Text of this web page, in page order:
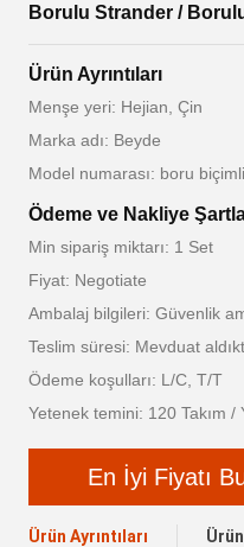
Borulu Strander /
Ürün Ayrıntıları
Menşe yeri: Hejian, Çin
Marka adı: Beyde
Model numarası: boru
Ödeme ve Nakliye
Min sipariş miktarı: 1 Set
Fiyat: Negotiate
Ambalaj bilgileri: Güvenlik
Teslim süresi: Mevduat
Ödeme koşulları: L/C, T/T
Yetenek temini: 120 Takım /
En İyi Fiyatı
Ürün Ayrıntıları Ürün